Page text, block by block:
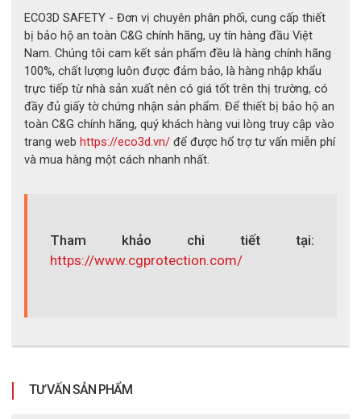
ECO3D SAFETY - Đơn vị chuyên phân phối, cung cấp thiết
bị bảo hộ an toàn C&G chính hãng, uy tín hàng đầu Việt
Nam. Chúng tôi cam kết sản phẩm đều là hàng chính hãng
100%, chất lượng luôn được đảm bảo, là hàng nhập khẩu
trực tiếp từ nhà sản xuất nên có giá tốt trên thị trường, có
đầy đủ giấy tờ chứng nhận sản phẩm. Để thiết bị bảo hộ an
toàn C&G chính hãng, quý khách hàng vui lòng truy cập vào
trang web https://eco3d.vn/ để được hổ trợ tư vấn miễn phí
và mua hàng một cách nhanh nhất.
Tham khảo chi tiết tại:
https://www.cgprotection.com/
TƯ VẤN SẢN PHẨM